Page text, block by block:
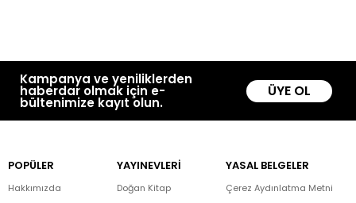
Kampanya ve yeniliklerden
haberdar olmak için e-
bültenimize kayıt olun.
ÜYE OL
POPÜLER
Hakkımızda
YAYINEVLERİ
Doğan Kitap
YASAL BELGELER
Çerez Aydınlatma Metni